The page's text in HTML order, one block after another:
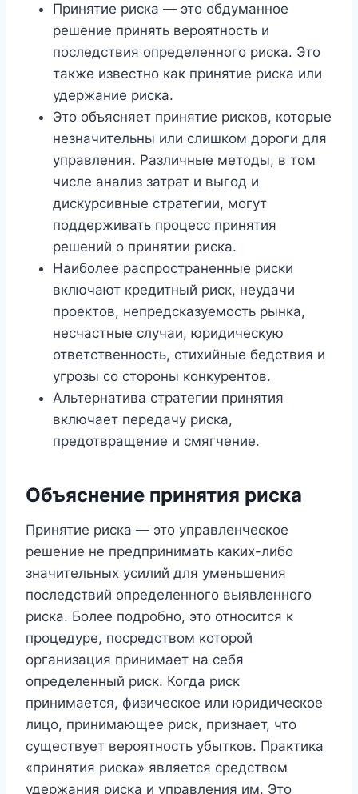
Принятие риска — это обдуманное
решение принять вероятность и
последствия определенного риска. Это
также известно как принятие риска или
удержание риска.
Это объясняет принятие рисков, которые
незначительны или слишком дороги для
управления. Различные методы, в том
числе анализ затрат и выгод и
дискурсивные стратегии, могут
поддерживать процесс принятия
решений о принятии риска.
Наиболее распространенные риски
включают кредитный риск, неудачи
проектов, непредсказуемость рынка,
несчастные случаи, юридическую
ответственность, стихийные бедствия и
угрозы со стороны конкурентов.
Альтернатива стратегии принятия
включает передачу риска,
предотвращение и смягчение.
Объяснение принятия риска
Принятие риска — это управленческое
решение не предпринимать каких-либо
значительных усилий для уменьшения
последствий определенного выявленного
риска. Более подробно, это относится к
процедуре, посредством которой
организация принимает на себя
определенный риск. Когда риск
принимается, физическое или юридическое
лицо, принимающее риск, признает, что
существует вероятность убытков. Практика
«принятия риска» является средством
удержания риска и управления им. Это